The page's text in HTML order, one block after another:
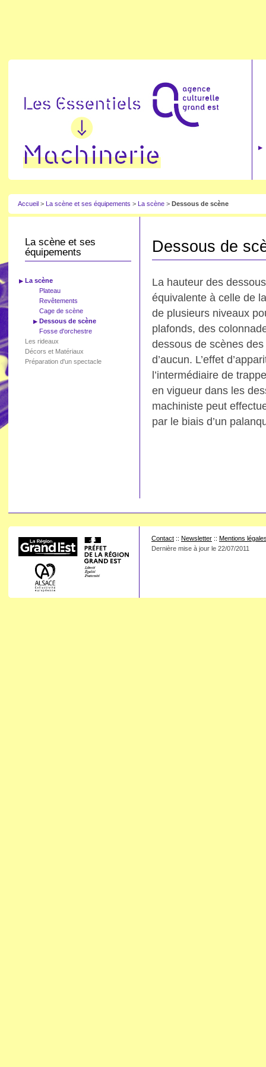
Accueil > La scène et ses équipements > La scène > Dessous de scène
La scène et ses
équipements
La scène
Plateau
Revêtements
Cage de scène
Dessous de scène
Fosse d'orchestre
Les rideaux
Décors et Matériaux
Préparation d'un spectacle
Dessous de
La hauteur des
équivalente à celle de
de plusieurs niveaux
plafonds, des
dessous de scènes des
d’aucun. L’effet
l’intermédiaire de
en vigueur dans les
machiniste peut
par le biais d’un
Contact :: Newsletter :: Mentions
Dernière mise à jour le 22/07/2011